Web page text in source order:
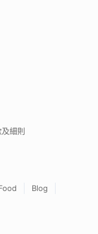
細則
Blog